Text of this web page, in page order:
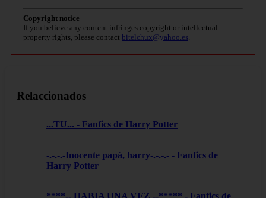
Copyright notice
If you believe any content infringes copyright or intellectual
property rights, please contact bitelchux@yahoo.es
Relaccionados
...TU... - Fanfics de Harry Potter
-.-.-.-Inocente papá, harry-.-.-.- - Fanfics de
Harry Potter
****-- HABIA UNA VEZ --***** - Fanfics de